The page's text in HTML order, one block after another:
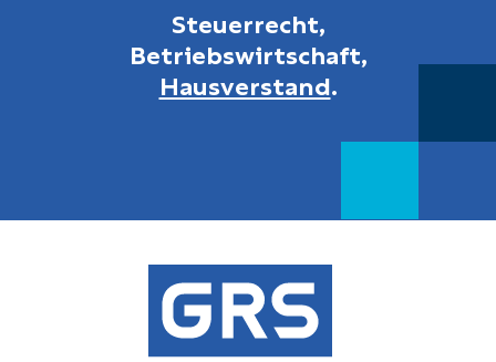
Steuerrecht,
Betriebswirtschaft,
Hausverstand.